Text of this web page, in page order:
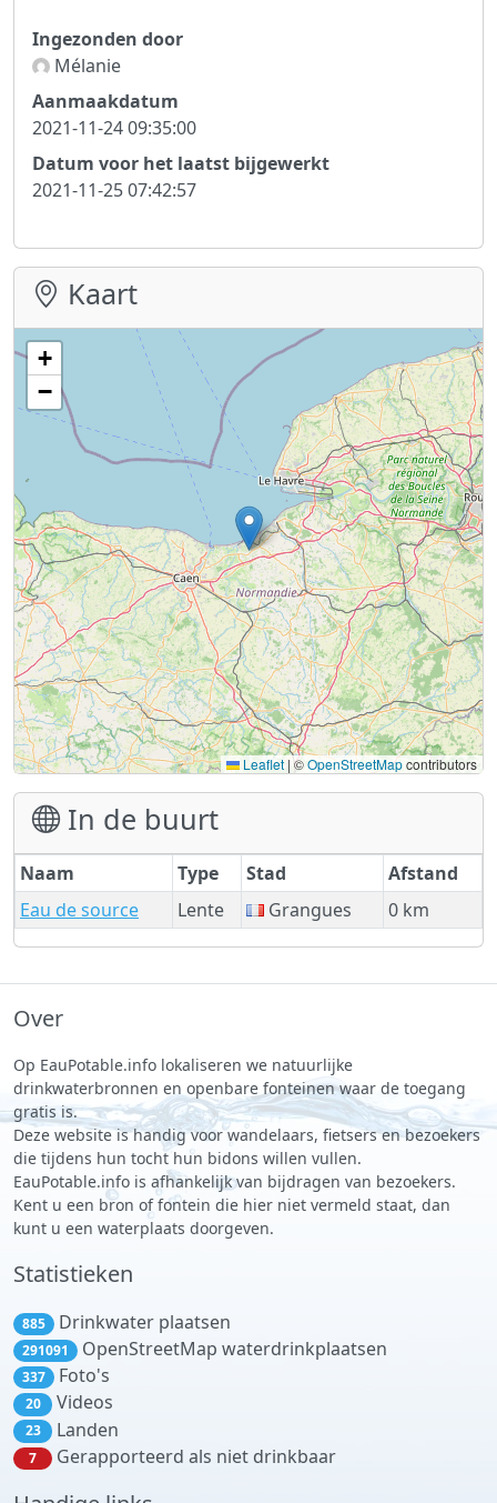
Ingezonden door
Mélanie
Aanmaakdatum
2021-11-24 09:35:00
Datum voor het laatst bijgewerkt
2021-11-25 07:42:57
Kaart
+
−
Leaflet | ©OpenStreetMapcontributors
In de buurt
Naam Type Stad
Afstand
Eau de source
Lente Grangues 0 km
Over
Op EauPotable.info lokaliseren we natuurlijke
drinkwaterbronnen en openbare fonteinen waar de toegang
gratis is.
Deze website is handig voor wandelaars, fietsers en bezoekers
die tijdens hun tocht hun bidons willen vullen.
EauPotable.info is afhankelijk van bijdragen van bezoekers.
Kent u een bron of fontein die hier niet vermeld staat, dan
kunt u een waterplaats doorgeven.
Statistieken
885 Drinkwater plaatsen
291091 OpenStreetMap waterdrinkplaatsen
337 Foto's
20 Videos
23 Landen
7 Gerapporteerd als niet drinkbaar